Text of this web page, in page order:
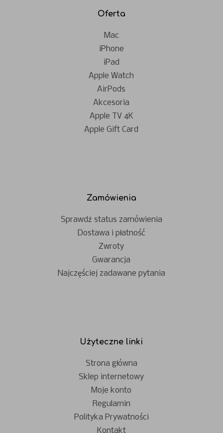
Oferta
Mac
iPhone
iPad
Apple Watch
AirPods
Akcesoria
Apple TV 4K
Apple Gift Card
Zamówienia
Sprawdź status zamówienia
Dostawa i płatność
Zwroty
Gwarancja
Najczęściej zadawane pytania
Użyteczne linki
Strona główna
Sklep internetowy
Moje konto
Regulamin
Polityka Prywatności
Kontakt